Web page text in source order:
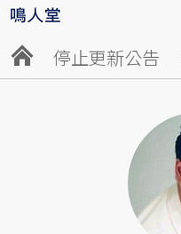
停止更新公告